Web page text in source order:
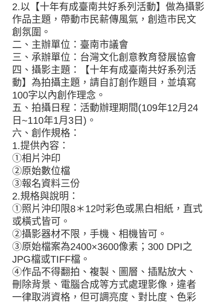
2.以【十年有成臺南共好系列活動】做為攝影
作品主題，帶動市民薪傳風氣，創造市民文
創氛圍。
二、主辦單位：臺南市議會
三、承辦單位：台灣文化創意教育發展協會
四、攝影主題：【十年有成臺南共好系列活
動】為拍攝主題，請自訂創作題目，並填寫
100字以內創作理念。
五、拍攝日程：活動辦理期間(109年12月24
日~110年1月3日)。
六、創作規格：
1.提供內容：
①相片沖印
②原始數位檔
③報名資料三份
2.規格與說明：
①照片沖印限8＊12吋彩色或黑白相紙，直式
或橫式皆可。
②攝影器材不限，手機、相機皆可。
③原始檔案為2400×3600像素；300 DPI之
JPG檔或TIFF檔。
④作品不得翻拍、複製、圖層、插點放大、
刪除背景、電腦合成等方式處理影像，違者
一律取消資格，但可調亮度、對比度、色彩